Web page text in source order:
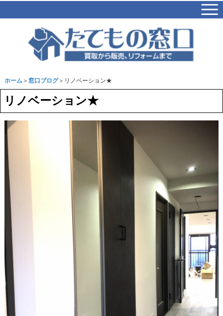
ホーム＞ 窓口ブログ＞リノベーション★
リノベーション★